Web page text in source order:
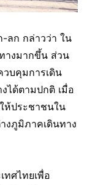
-ลก กล่าวว่า ใน
างมากขึ้น ส่วน
วบคุมการเดิน
ได้ตามปกติ เมื่อ
ห้ประชาชนใน
งภูมิภาคเดินทาง
ทศไทยเพื่อ